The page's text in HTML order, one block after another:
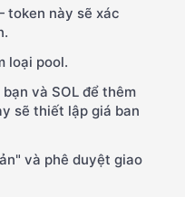
token này sẽ xác
loại pool.
và SOL để thêm
sẽ thiết lập giá ban
và phê duyệt giao